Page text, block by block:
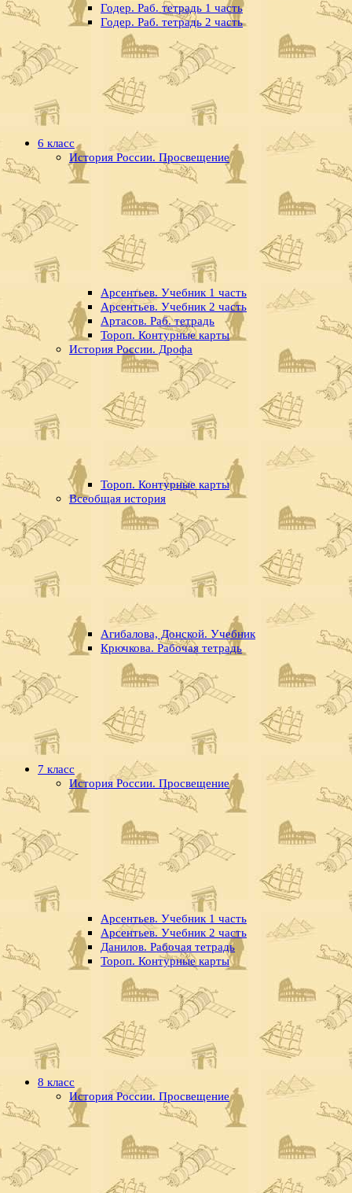
Годер. Раб. тетрадь 1 часть
Годер. Раб. тетрадь 2 часть
6 класс
История России. Просвещение
Арсентьев. Учебник 1 часть
Арсентьев. Учебник 2 часть
Артасов. Раб. тетрадь
Тороп. Контурные карты
История России. Дрофа
Тороп. Контурные карты
Всеобщая история
Агибалова, Донской. Учебник
Крючкова. Рабочая тетрадь
7 класс
История России. Просвещение
Арсентьев. Учебник 1 часть
Арсентьев. Учебник 2 часть
Данилов. Рабочая тетрадь
Тороп. Контурные карты
8 класс
История России. Просвещение